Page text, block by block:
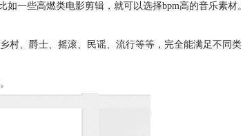
一些高燃类电影剪辑，就可以选择bpm高的音乐素材。
村、爵士、摇滚、民谣、流行等等，完全能满足不同类